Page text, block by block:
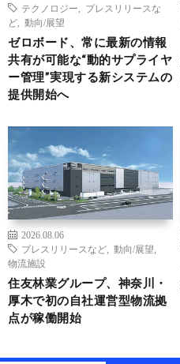
テクノロジー
プレスリリースな
ど
動向/展望
ゼロボード、常に最新の情報
共有が可能な“動的サプライヤ
ー管理”実現する新システムの
提供開始へ
2026.08.06
プレスリリースなど
動向/展望
物流施設
住友林業グループ、神奈川・
厚木で初の自社運営型物流拠
点が稼働開始